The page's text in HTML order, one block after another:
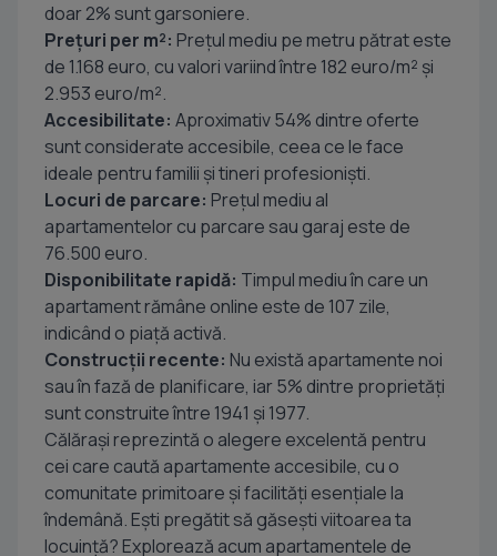
doar 2% sunt garsoniere.
Prețuri per m²: Prețul mediu pe metru pătrat este
de 1.168 euro, cu valori variind între 182 euro/m² și
2.953 euro/m².
Accesibilitate: Aproximativ 54% dintre oferte
sunt considerate accesibile, ceea ce le face
ideale pentru familii și tineri profesioniști.
Locuri de parcare: Prețul mediu al
apartamentelor cu parcare sau garaj este de
76.500 euro.
Disponibilitate rapidă: Timpul mediu în care un
apartament rămâne online este de 107 zile,
indicând o piață activă.
Construcții recente: Nu există apartamente noi
sau în fază de planificare, iar 5% dintre proprietăți
sunt construite între 1941 și 1977.
Călărași reprezintă o alegere excelentă pentru
cei care caută apartamente accesibile, cu o
comunitate primitoare și facilități esențiale la
îndemână. Ești pregătit să găsești viitoarea ta
locuință? Explorează acum apartamentele de